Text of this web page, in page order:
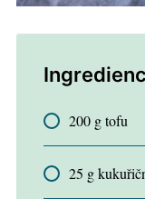
200 g tofu
25 g